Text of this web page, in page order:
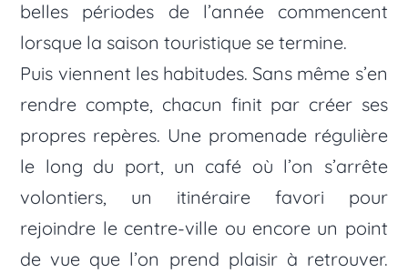
belles périodes de l’année commencent
lorsque la saison touristique se termine.
Puis viennent les habitudes. Sans même s’en
rendre compte, chacun finit par créer ses
propres repères. Une promenade régulière
le long du port, un café où l’on s’arrête
volontiers, un itinéraire favori pour
rejoindre le centre-ville ou encore un point
de vue que l’on prend plaisir à retrouver.